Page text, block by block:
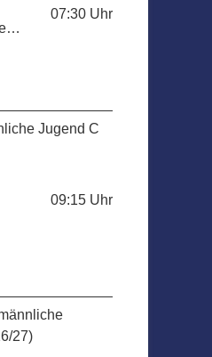
SG AC/Eintracht Berlin
07:30 Uhr
Jugend C
09:15 Uhr
27)